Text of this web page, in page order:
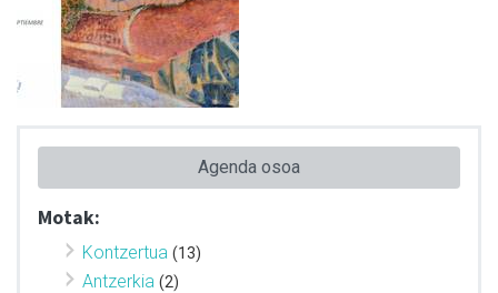
Agenda osoa
Motak:
Kontzertua (13)
Antzerkia (2)